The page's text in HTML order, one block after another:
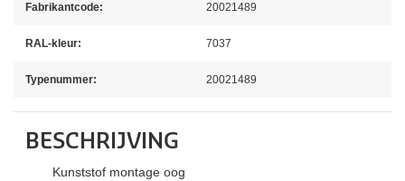
Fabrikantcode: 20021489
RAL-kleur: 7037
Typenummer: 20021489
BESCHRIJVING
Kunststof montage oog